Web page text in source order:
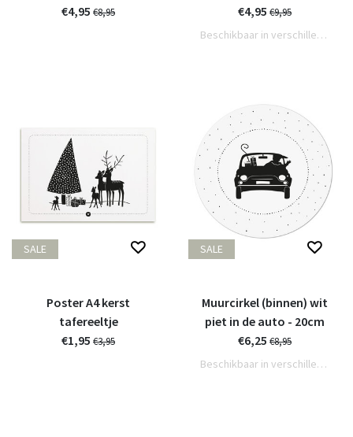
Welkom lieve Sint
€4,95 €8,95
20cm
€4,95 €9,95
Beschikbaar in verschillende varianten
SALE
Poster A4 kerst
tafereeltje
€1,95 €3,95
SALE
Muurcirkel (binnen) wit
piet in de auto - 20cm
€6,25 €8,95
Beschikbaar in verschillende varianten